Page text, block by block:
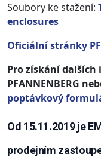
Soubory ke stažení:
enclosures
Oficiální stránky
Pro získání
PFANNENBERG
poptávkový
Od 15.11.2019 je
prodejním